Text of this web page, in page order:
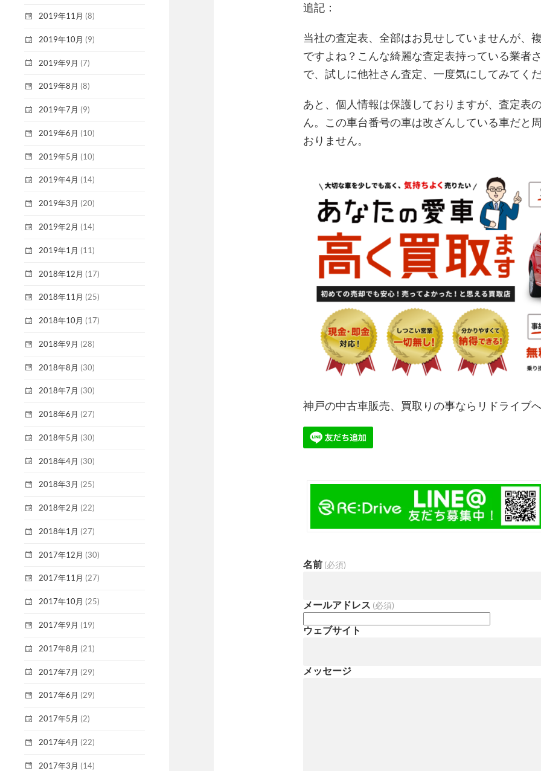
2019年11月 (8)
2019年10月 (9)
2019年9月 (7)
2019年8月 (8)
2019年7月 (9)
2019年6月 (10)
2019年5月 (10)
2019年4月 (14)
2019年3月 (20)
2019年2月 (14)
2019年1月 (11)
2018年12月 (17)
2018年11月 (25)
2018年10月 (17)
2018年9月 (28)
2018年8月 (30)
2018年7月 (30)
2018年6月 (27)
2018年5月 (30)
2018年4月 (30)
2018年3月 (25)
2018年2月 (22)
2018年1月 (27)
2017年12月 (30)
2017年11月 (27)
2017年10月 (25)
2017年9月 (19)
2017年8月 (21)
2017年7月 (29)
2017年6月 (29)
2017年5月 (2)
2017年4月 (22)
2017年3月 (14)
追記：
当社の査定表、全部はお見せしていませんが、
ですよね？こんな綺麗な査定表持っている業者
で、試しに他社さん査定、一度気にしてみてく
あと、個人情報は保護しておりますが、査定表
ん。この車台番号の車は改ざんしている車だと
おりません。
神戸の中古車販売、買取りの事ならリドライブ
名前 (必須)
メールアドレス (必須)
ウェブサイト
メッセージ